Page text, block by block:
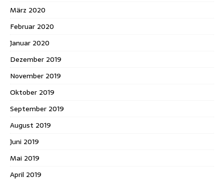
März 2020
Februar 2020
Januar 2020
Dezember 2019
November 2019
Oktober 2019
September 2019
August 2019
Juni 2019
Mai 2019
April 2019